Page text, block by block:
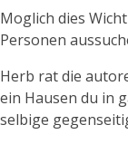
Moglich dies
Personen
Herb rat die
ein Hausen du in
selbige